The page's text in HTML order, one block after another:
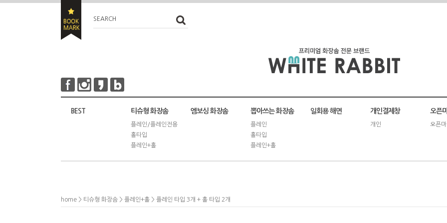
SEARCH
BEST 티슈형 화장솜
플레인/플레인전용
홀타입
플레인+홀
엠보싱 화장솜 뽑아쓰는 화장솜
플레인
홀타입
플레인+홀
일회용 해면 개인결제창
개인
오픈
오픈
home > 티슈형 화장솜 > 플레인+홀 > 플레인 타입 3개 + 홀 타입 2개